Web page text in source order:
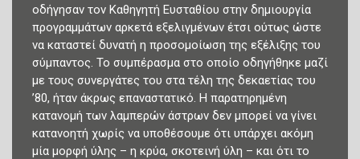
οδήγησαν τον Καθηγητή Ευσταθίου στην δημιουργία
προγραμμάτων αρκετά εξελιγμένων έτσι ούτως ώστε
να καταστεί δυνατή η προσομοίωση της εξέλιξης του
σύμπαντος. Το συμπέρασμα στο οποίο οδηγήθηκε μαζί
με τους συνεργάτες του στα τέλη της δεκαετίας του
’80, ήταν άκρως επαναστατικό. Η παρατηρημένη
κατανομή των λαμπερών άστρων δεν μπορεί να γίνει
κατανοητή χωρίς να υποθέσουμε ότι υπάρχει ακόμη
μία μορφή ύλης – η κρύα, σκοτεινή ύλη – και ότι το